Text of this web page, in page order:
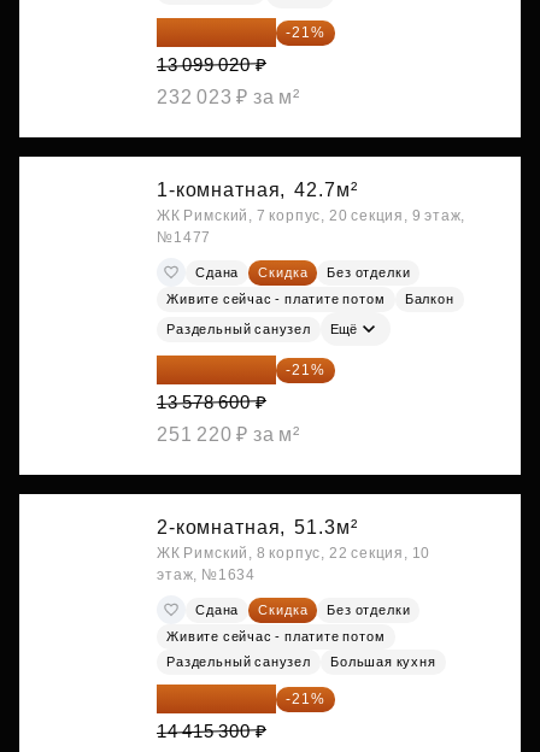
10 348 226 ₽ -21%
13 099 020 ₽
232 023 ₽ за м²
1-комнатная, 42.7м²
ЖК Римский, 7 корпус, 20 секция, 9 этаж,
№1477
Сдана Скидка
Без отделки
Живите сейчас - платите потом
Балкон
Раздельный санузел Ещё
10 727 094 ₽ -21%
13 578 600 ₽
251 220 ₽ за м²
2-комнатная, 51.3м²
ЖК Римский, 8 корпус, 22 секция, 10
этаж, №1634
Сдана Скидка
Без отделки
Живите сейчас - платите потом
Раздельный санузел
Большая кухня
11 388 087 ₽ -21%
14 415 300 ₽